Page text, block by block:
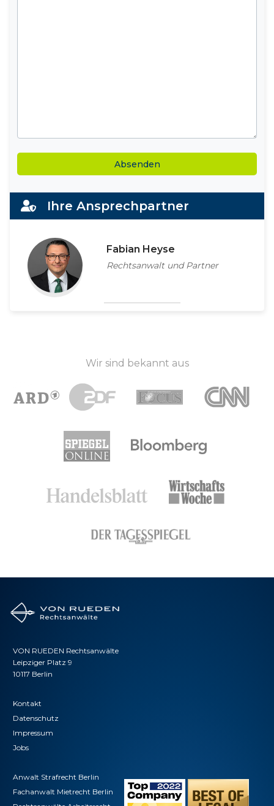
Alternative:
Ihre Ansprechpartner
Fabian Heyse
Rechtsanwalt und Partner
Wir sind bekannt aus
VON RUEDEN Rechtsanwälte
Leipziger Platz 9
10117 Berlin
Kontakt
Datenschutz
Impressum
Jobs
Anwalt Strafrecht Berlin
Fachanwalt Mietrecht Berlin